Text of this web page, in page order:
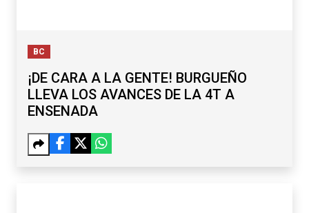
BC
¡DE CARA A LA GENTE! BURGUEÑO
LLEVA LOS AVANCES DE LA 4T A
ENSENADA